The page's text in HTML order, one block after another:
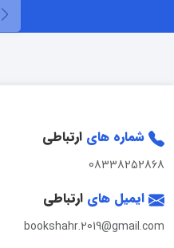
شماره های ارتباطی
08338252868
ایمیل های ارتباطی
bookshahr.2019@gmail.com